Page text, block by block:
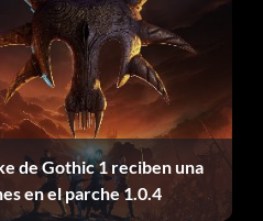
de Gothic 1 reciben una
en el parche 1.0.4